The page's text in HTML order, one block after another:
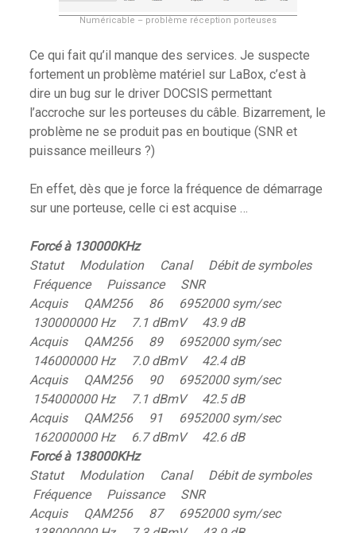
Numéricable – problème réception porteuses
Ce qui fait qu’il manque des services. Je suspecte
fortement un problème matériel sur LaBox, c’est à
dire un bug sur le driver DOCSIS permettant
l’accroche sur les porteuses du câble. Bizarrement, le
problème ne se produit pas en boutique (SNR et
puissance meilleurs ?)
En effet, dès que je force la fréquence de démarrage
sur une porteuse, celle ci est acquise …
Forcé à 130000KHz
Statut Modulation Canal Débit de symboles
Fréquence Puissance SNR
Acquis QAM256 86 6952000 sym/sec
130000000 Hz 7.1 dBmV 43.9 dB
Acquis QAM256 89 6952000 sym/sec
146000000 Hz 7.0 dBmV 42.4 dB
Acquis QAM256 90 6952000 sym/sec
154000000 Hz 7.1 dBmV 42.5 dB
Acquis QAM256 91 6952000 sym/sec
162000000 Hz 6.7 dBmV 42.6 dB
Forcé à 138000KHz
Statut Modulation Canal Débit de symboles
Fréquence Puissance SNR
Acquis QAM256 87 6952000 sym/sec